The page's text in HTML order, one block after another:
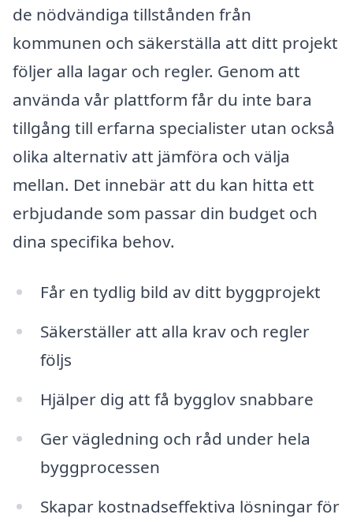
de nödvändiga tillstånden från
kommunen och säkerställa att ditt projekt
följer alla lagar och regler. Genom att
använda vår plattform får du inte bara
tillgång till erfarna specialister utan också
olika alternativ att jämföra och välja
mellan. Det innebär att du kan hitta ett
erbjudande som passar din budget och
dina specifika behov.
Får en tydlig bild av ditt byggprojekt
Säkerställer att alla krav och regler
följs
Hjälper dig att få bygglov snabbare
Ger vägledning och råd under hela
byggprocessen
Skapar kostnadseffektiva lösningar för